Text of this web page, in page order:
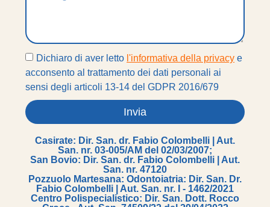
Dichiaro di aver letto l'informativa della privacy e
acconsento al trattamento dei dati personali ai
sensi degli articoli 13-14 del GDPR 2016/679
Invia
Casirate: Dir. San. dr. Fabio Colombelli | Aut.
San. nr. 03-005/AM del 02/03/2007;
San Bovio: Dir. San. dr. Fabio Colombelli | Aut.
San. nr. 47120
Pozzuolo Martesana: Odontoiatria: Dir. San. Dr.
Fabio Colombelli | Aut. San. nr. I - 1462/2021
Centro Polispecialistico: Dir. San. Dott. Rocco